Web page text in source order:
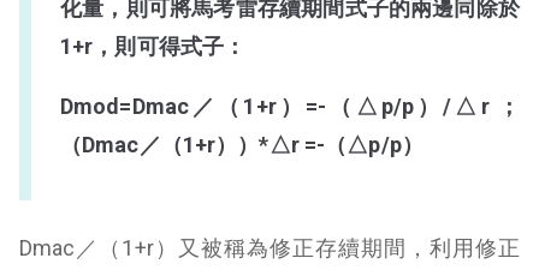
化量，則可將馬考雷存續期間式子的兩邊同除於
1+r，則可得式子：
Dmod=Dmac／（ 1+r）=-（△p/p）/△r ；
（Dmac／（1+r））*△r =-（△p/p）
Dmac／（1+r）又被稱為修正存續期間，利用修正